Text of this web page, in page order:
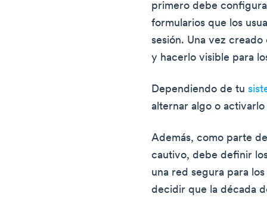
primero debe
formularios que los
sesión. Una vez
y hacerlo visible para
Dependiendo de tu
alternar algo o
Además, como parte
cautivo, debe definir
una red segura para
decidir que la década